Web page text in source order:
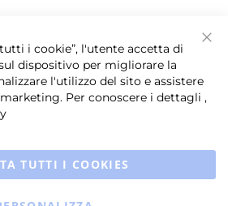
i cookie”, l'utente accetta di
dispositivo per migliorare la
l'utilizzo del sito e assistere
Per conoscere i dettagli ,
TUTTI I COOKIES